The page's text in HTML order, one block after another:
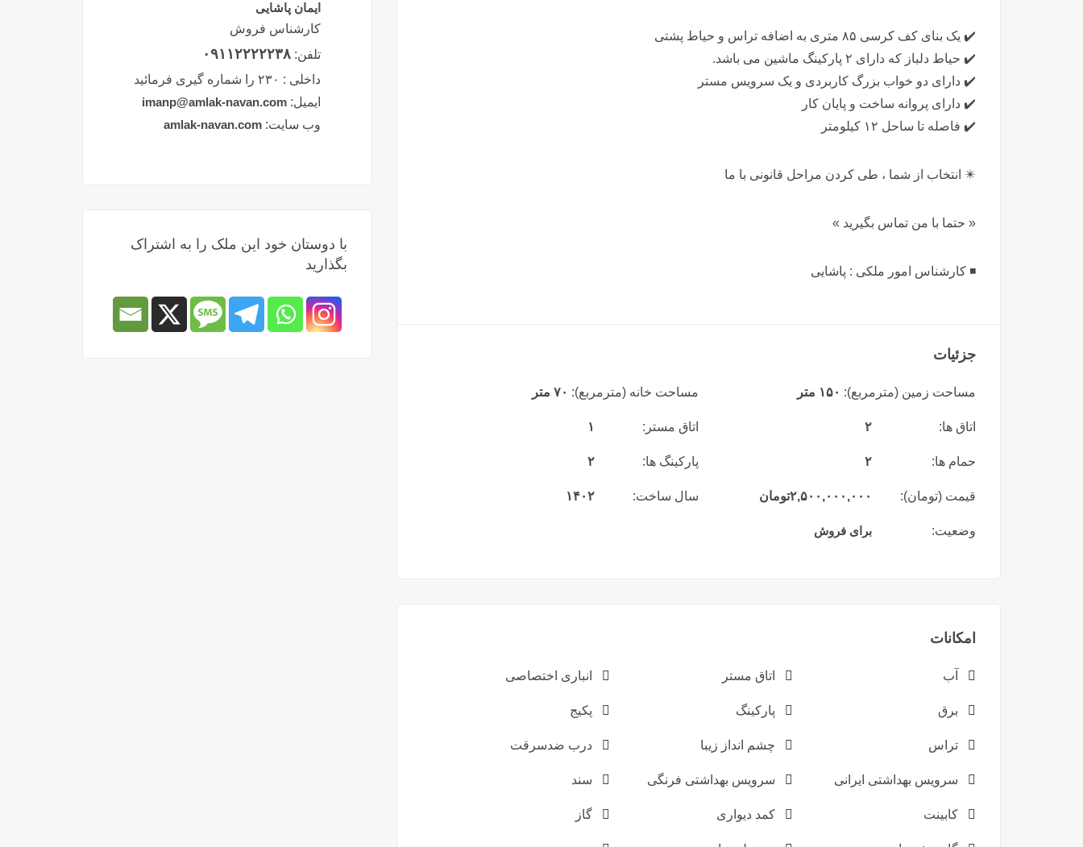
✔️ یک بنای کف کرسی ۸۵ متری به اضافه تراس و حیاط پشتی
✔️ حیاط دلباز که دارای ۲ پارکینگ ماشین می باشد.
✔️ دارای دو خواب بزرگ کاربردی و یک سرویس مستر
✔️ دارای پروانه ساخت و پایان کار
✔️ فاصله تا ساحل ۱۲ کیلومتر
✴️ انتخاب از شما ، طی کردن مراحل قانونی با ما
« حتما با من تماس بگیرید »
◾ کارشناس امور ملکی : پاشایی
جزئیات
مساحت زمین (مترمربع): ۱۵۰ متر مساحت خانه (مترمربع): ۷۰ متر
اتاق ها: ۲ اتاق مستر: ۱
حمام ها: ۲ پارکینگ ها: ۲
قیمت (تومان): ۲,۵۰۰,۰۰۰,۰۰۰تومان سال ساخت: ۱۴۰۲
وضعیت: برای فروش
امکانات
آب اتاق مستر انباری اختصاصی
برق پارکینگ پکیج
تراس چشم انداز زیبا درب ضدسرقت
سرویس بهداشتی ایرانی سرویس بهداشتی فرنگی سند
کابینت کمد دیواری گاز
ایمان پاشایی
کارشناس فروش
تلفن: ۰۹۱۱۲۲۲۲۲۳۸
داخلی : ۲۳۰ را شماره گیری فرمائید
ایمیل: imanp@amlak-navan.com
وب سایت: amlak-navan.com
با دوستان خود این ملک را به اشتراک
بگذارید